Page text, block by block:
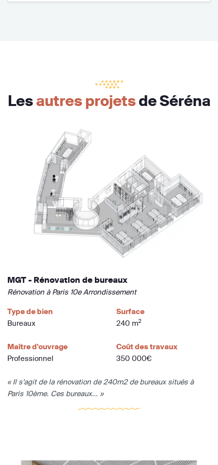
Lesautres projetsde Séréna
MGT - Rénovation de bureaux
Rénovation à Paris 10e Arrondissement
Type de bien
Bureaux
Surface
240 m2
Maître d'ouvrage
Professionnel
Coût des travaux
350 000€
« Il s’agit de la rénovation de 240m2 de bureaux situés à
Paris 10ème. Ces bureaux... »